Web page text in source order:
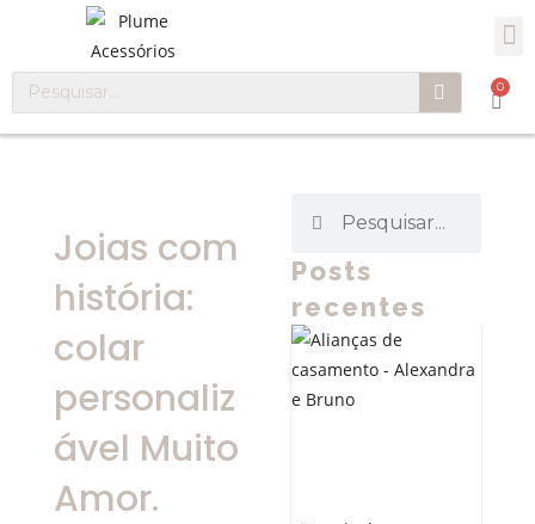
0
Joias com
história:
colar
personaliz
ável Muito
Amor.
Posts
recentes